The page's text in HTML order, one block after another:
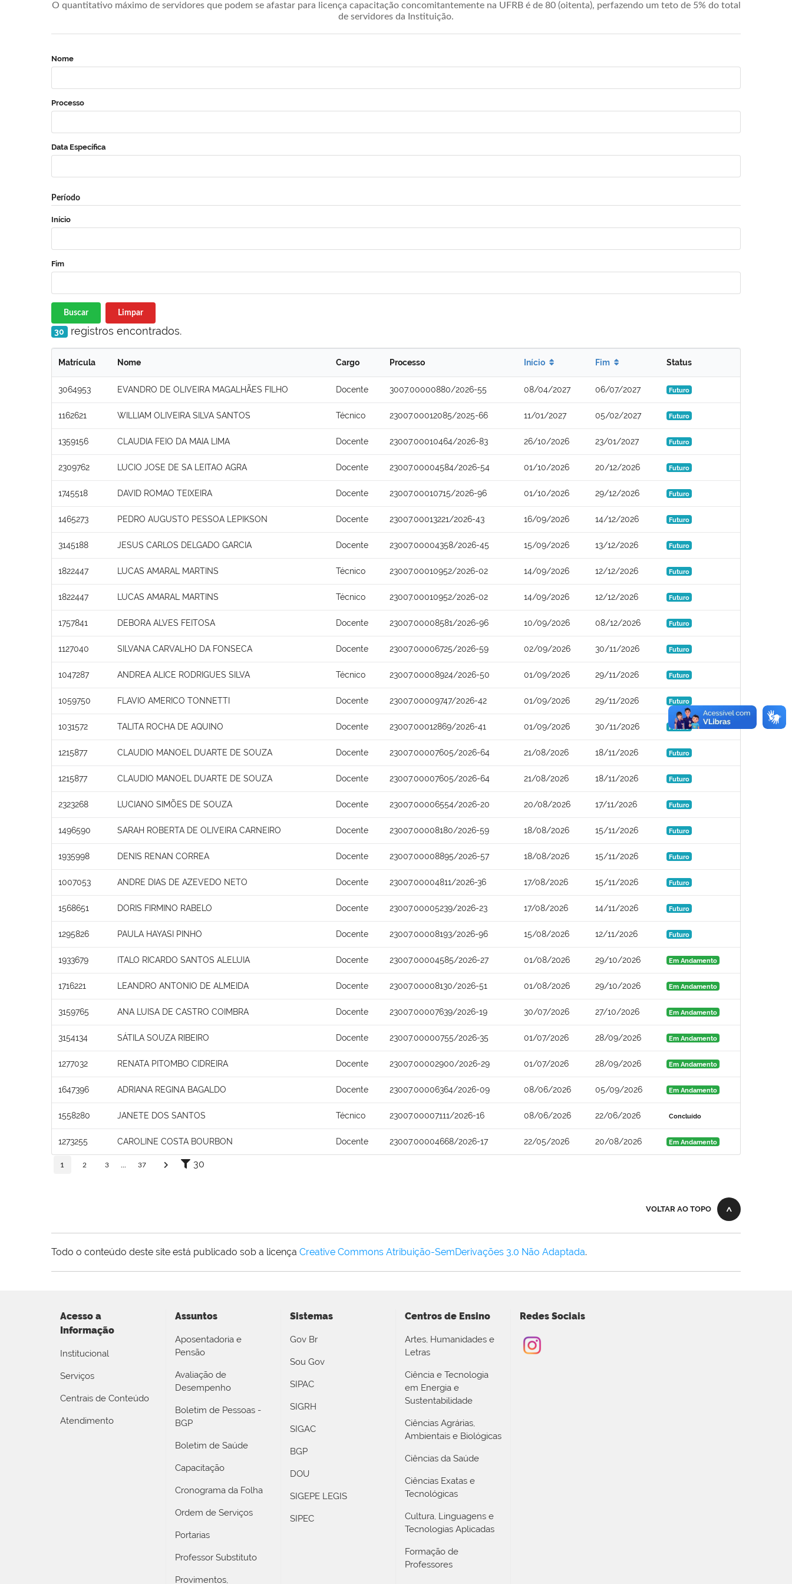
O quantitativo máximo de servidores que podem se afastar para licença capacitação concomitantemente na UFRB é de 80 (oitenta), perfazendo um teto de 5% do total
de servidores da Instituição.
Nome
Processo
Data Específica
Período
Início
Fim
Buscar Limpar
30 registros encontrados.
Matrícula Nome Cargo Processo Início Fim Status
3064953 EVANDRO DE OLIVEIRA MAGALHÃES FILHO Docente 3007.00000880/2026-55 08/04/2027 06/07/2027 Futuro
1162621 WILLIAM OLIVEIRA SILVA SANTOS Técnico 23007.00012085/2025-66 11/01/2027 05/02/2027 Futuro
1359156 CLAUDIA FEIO DA MAIA LIMA Docente 23007.00010464/2026-83 26/10/2026 23/01/2027 Futuro
2309762 LUCIO JOSE DE SA LEITAO AGRA Docente 23007.00004584/2026-54 01/10/2026 20/12/2026 Futuro
1745518 DAVID ROMAO TEIXEIRA Docente 23007.00010715/2026-96 01/10/2026 29/12/2026 Futuro
1465273 PEDRO AUGUSTO PESSOA LEPIKSON Docente 23007.00013221/2026-43 16/09/2026 14/12/2026 Futuro
3145188 JESUS CARLOS DELGADO GARCIA Docente 23007.00004358/2026-45 15/09/2026 13/12/2026 Futuro
1822447 LUCAS AMARAL MARTINS Técnico 23007.00010952/2026-02 14/09/2026 12/12/2026 Futuro
1822447 LUCAS AMARAL MARTINS Técnico 23007.00010952/2026-02 14/09/2026 12/12/2026 Futuro
1757841 DEBORA ALVES FEITOSA Docente 23007.00008581/2026-96 10/09/2026 08/12/2026 Futuro
1127040 SILVANA CARVALHO DA FONSECA Docente 23007.00006725/2026-59 02/09/2026 30/11/2026 Futuro
1047287 ANDREA ALICE RODRIGUES SILVA Técnico 23007.00008924/2026-50 01/09/2026 29/11/2026 Futuro
1059750 FLAVIO AMERICO TONNETTI Docente 23007.00009747/2026-42 01/09/2026 29/11/2026 Futuro
1031572 TALITA ROCHA DE AQUINO Docente 23007.00012869/2026-41 01/09/2026 30/11/2026 Futuro
1215877 CLAUDIO MANOEL DUARTE DE SOUZA Docente 23007.00007605/2026-64 21/08/2026 18/11/2026 Futuro
1215877 CLAUDIO MANOEL DUARTE DE SOUZA Docente 23007.00007605/2026-64 21/08/2026 18/11/2026 Futuro
2323268 LUCIANO SIMÕES DE SOUZA Docente 23007.00006554/2026-20 20/08/2026 17/11/2026 Futuro
1496590 SARAH ROBERTA DE OLIVEIRA CARNEIRO Docente 23007.00008180/2026-59 18/08/2026 15/11/2026 Futuro
1935998 DENIS RENAN CORREA Docente 23007.00008895/2026-57 18/08/2026 15/11/2026 Futuro
1007053 ANDRE DIAS DE AZEVEDO NETO Docente 23007.00004811/2026-36 17/08/2026 15/11/2026 Futuro
1568651 DORIS FIRMINO RABELO Docente 23007.00005239/2026-23 17/08/2026 14/11/2026 Futuro
1295826 PAULA HAYASI PINHO Docente 23007.00008193/2026-96 15/08/2026 12/11/2026 Futuro
1933679 ITALO RICARDO SANTOS ALELUIA Docente 23007.00004585/2026-27 01/08/2026 29/10/2026 Em Andamento
1716221 LEANDRO ANTONIO DE ALMEIDA Docente 23007.00008130/2026-51 01/08/2026 29/10/2026 Em Andamento
3159765 ANA LUISA DE CASTRO COIMBRA Docente 23007.00007639/2026-19 30/07/2026 27/10/2026 Em Andamento
3154134 SÁTILA SOUZA RIBEIRO Docente 23007.00000755/2026-35 01/07/2026 28/09/2026 Em Andamento
1277032 RENATA PITOMBO CIDREIRA Docente 23007.00002900/2026-29 01/07/2026 28/09/2026 Em Andamento
1647396 ADRIANA REGINA BAGALDO Docente 23007.00006364/2026-09 08/06/2026 05/09/2026 Em Andamento
1558280 JANETE DOS SANTOS Técnico 23007.00007111/2026-16 08/06/2026 22/06/2026 Concluído
1273255 CAROLINE COSTA BOURBON Docente 23007.00004668/2026-17 22/05/2026 20/08/2026 Em Andamento
1 2 3 37 30
VOLTAR AO TOPO
Todo o conteúdo deste site está publicado sob a licença Creative Commons Atribuição-SemDerivações 3.0 Não Adaptada.
Acesso a
Informação
Institucional
Serviços
Centrais de Conteúdo
Atendimento
Assuntos
Aposentadoria e
Pensão
Avaliação de
Desempenho
Boletim de Pessoas -
BGP
Boletim de Saúde
Capacitação
Cronograma da Folha
Ordem de Serviços
Portarias
Professor Substituto
Provimentos,
Sistemas
Gov Br
Sou Gov
SIPAC
SIGRH
SIGAC
BGP
DOU
SIGEPE LEGIS
SIPEC
Centros de Ensino
Artes, Humanidades e
Letras
Ciência e Tecnologia
em Energia e
Sustentabilidade
Ciências Agrárias,
Ambientais e Biológicas
Ciências da Saúde
Ciências Exatas e
Tecnológicas
Cultura, Linguagens e
Tecnologias Aplicadas
Formação de
Professores
Redes Sociais